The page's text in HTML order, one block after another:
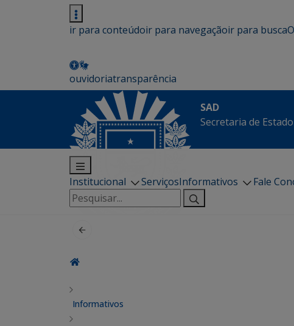
ir para conteúdoir para navegaçãoir para busca
ouvidoriatransparência
SAD
Secretaria de
Institucional ServiçosInformativos Fale
Pesquisar
por:
Informativos